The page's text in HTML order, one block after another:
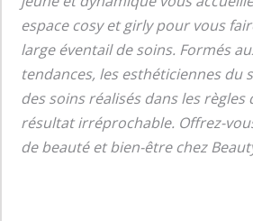
espace cosy et girly pour vous
large éventail de soins. Formés
tendances, les esthéticiennes du
des soins réalisés dans les
résultat irréprochable. Offrez-
de beauté et bien-être chez